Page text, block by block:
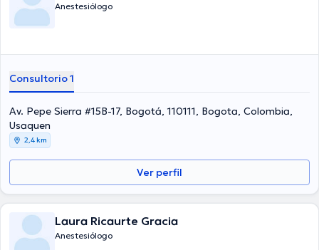
Anestesiólogo
Consultorio 1
Av. Pepe Sierra #15B-17, Bogotá, 110111, Bogota, Colombia,
Usaquen
2,4 km
Ver perfil
Laura Ricaurte Gracia
Anestesiólogo